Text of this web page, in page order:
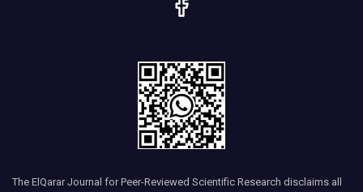
The ElQarar Journal for Peer-Reviewed Scientific Research disclaims all